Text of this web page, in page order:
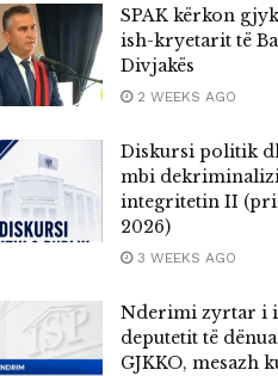
SPAK kërkon
ish-kryetarit të
Divjakës
2 WEEKS AGO
Diskursi politik
mbi
integritetin II
2026)
3 WEEKS AGO
Nderimi zyrtar i
deputetit të
GJKKO, mesazh